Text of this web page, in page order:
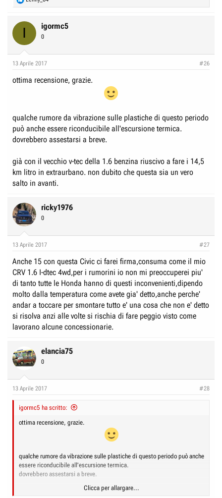
e
c
s
I igormc5
0
13 Aprile 2017 #26
ottima recensione, grazie.
qualche rumore da vibrazione sulle plastiche di questo periodo
può anche essere riconducibile all'escursione termica.
dovrebbero assestarsi a breve.
già con il vecchio v-tec della 1.6 benzina riuscivo a fare i 14,5
km litro in extraurbano. non dubito che questa sia un vero
salto in avanti.
ricky1976
0
13 Aprile 2017 #27
Anche 15 con questa Civic ci farei firma,consuma come il mio
CRV 1.6 I-dtec 4wd,per i rumorini io non mi preoccuperei piu'
di tanto tutte le Honda hanno di questi inconvenienti,dipendo
molto dalla temperatura come avete gia' detto,anche perche'
andar a toccare per smontare tutto e' una cosa che non e' detto
si risolva anzi alle volte si rischia di fare peggio visto come
lavorano alcune concessionarie.
elancia75
0
13 Aprile 2017 #28
igormc5 ha scritto:
ottima recensione, grazie.
qualche rumore da vibrazione sulle plastiche di questo periodo può anche
essere riconducibile all'escursione termica.
dovrebbero assestarsi a breve.
già con il vecchio v-tec della 1.6 benzina riuscivo a fare i 14,5 km litro in
Clicca per allargare...